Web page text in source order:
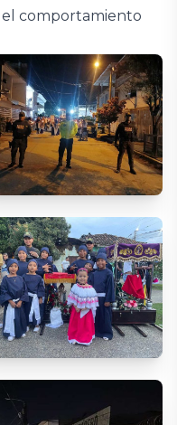
comportamiento